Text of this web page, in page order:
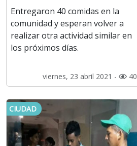
Entregaron 40 comidas en la
comunidad y esperan volver a
realizar otra actividad similar en
los próximos días.
viernes, 23 abril 2021 - 40
CIUDAD